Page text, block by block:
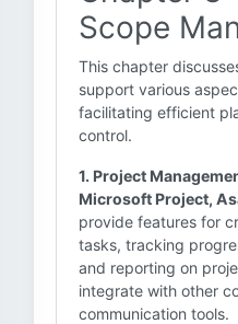
Scope
This chapter
support various
facilitating efficient
control.
1. Project
Microsoft Project,
provide features for
tasks, tracking
and reporting on
integrate with other
communication tools.